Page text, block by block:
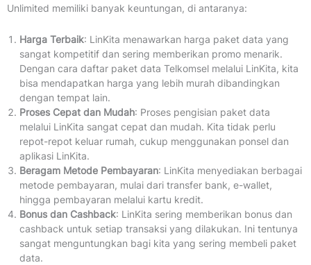
Unlimited memiliki banyak keuntungan, di antaranya:
Harga Terbaik: LinKita menawarkan harga paket data yang
sangat kompetitif dan sering memberikan promo menarik.
Dengan cara daftar paket data Telkomsel melalui LinKita, kita
bisa mendapatkan harga yang lebih murah dibandingkan
dengan tempat lain.
Proses Cepat dan Mudah: Proses pengisian paket data
melalui LinKita sangat cepat dan mudah. Kita tidak perlu
repot-repot keluar rumah, cukup menggunakan ponsel dan
aplikasi LinKita.
Beragam Metode Pembayaran: LinKita menyediakan berbagai
metode pembayaran, mulai dari transfer bank, e-wallet,
hingga pembayaran melalui kartu kredit.
Bonus dan Cashback: LinKita sering memberikan bonus dan
cashback untuk setiap transaksi yang dilakukan. Ini tentunya
sangat menguntungkan bagi kita yang sering membeli paket
data.